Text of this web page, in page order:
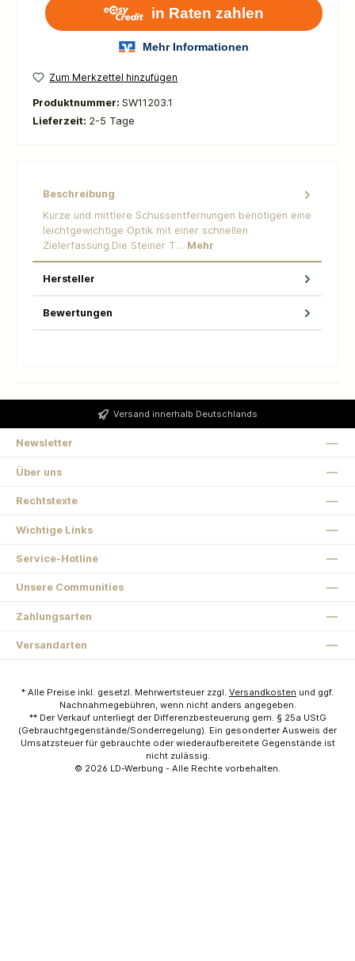
Zum Merkzettel hinzufügen
Produktnummer: SW11203.1
Lieferzeit: 2-5 Tage
Beschreibung
Kurze und mittlere Schussentfernungen benötigen eine
leichtgewichtige Optik mit einer schnellen
Zielerfassung.Die Steiner T… Mehr
Hersteller
Bewertungen
Versand innerhalb Deutschlands
Newsletter
Über uns
Rechtstexte
Wichtige Links
Service-Hotline
Unsere Communities
Zahlungsarten
Versandarten
* Alle Preise inkl. gesetzl. Mehrwertsteuer zzgl. Versandkosten und ggf.
Nachnahmegebühren, wenn nicht anders angegeben.
** Der Verkauf unterliegt der Differenzbesteuerung gem. § 25a UStG
(Gebrauchtgegenstände/Sonderregelung). Ein gesonderter Ausweis der
Umsatzsteuer für gebrauchte oder wiederaufbereitete Gegenstände ist
nicht zulässig.
© 2026 LD-Werbung - Alle Rechte vorbehalten.